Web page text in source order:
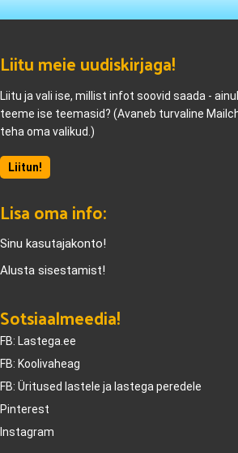
Liitu meie uudiskirjaga!
Liitu ja vali ise, millist infot soovid saada -
teeme ise teemasid? (Avaneb turvaline
teha oma valikud.)
Liitun!
Lisa oma info:
Sinu kasutajakonto!
Alusta sisestamist!
Sotsiaalmeedia!
FB: Lastega.ee
FB: Koolivaheag
FB: Üritused lastele ja lastega peredele
Pinterest
Instagram